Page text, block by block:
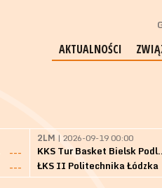
AKTUALNOŚCI
---
---
2LM | 2026-09-19 00:00
KKS Tur
ŁKS II Politechnika Łódzka